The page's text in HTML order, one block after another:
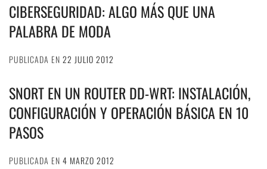
CIBERSEGURIDAD: ALGO MÁS QUE UNA
PALABRA DE MODA
PUBLICADA EN 22 JULIO 2012
SNORT EN UN ROUTER DD-WRT: INSTALACIÓN,
CONFIGURACIÓN Y OPERACIÓN BÁSICA EN 10
PASOS
PUBLICADA EN 4 MARZO 2012